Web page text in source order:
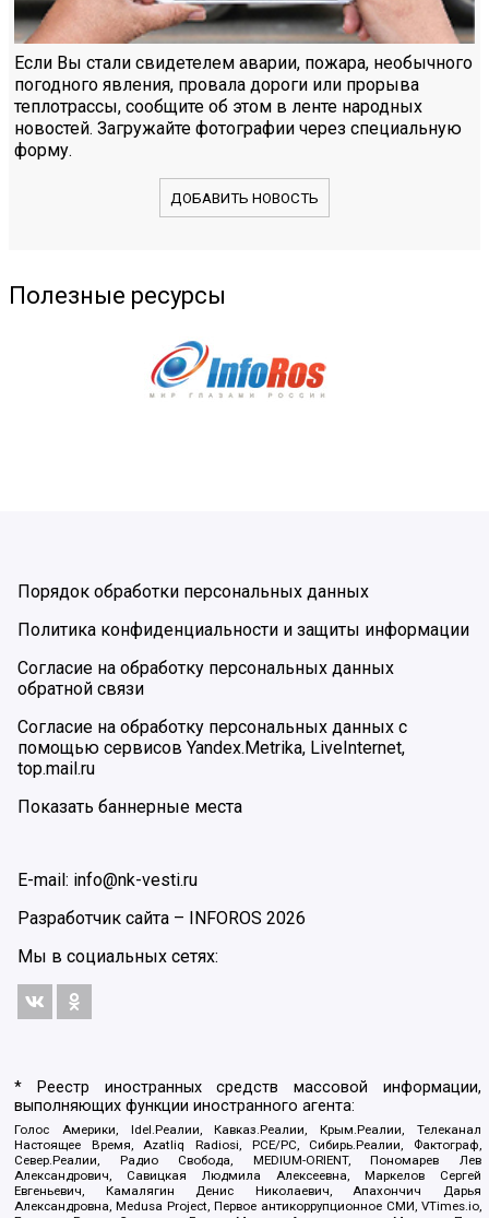
Если Вы стали свидетелем аварии, пожара, необычного
погодного явления, провала дороги или прорыва
теплотрассы, сообщите об этом в ленте народных
новостей. Загружайте фотографии через специальную
форму.
ДОБАВИТЬ НОВОСТЬ
Полезные ресурсы
Порядок обработки персональных данных
Политика конфиденциальности и защиты информации
Согласие на обработку персональных данных
обратной связи
Согласие на обработку персональных данных с
помощью сервисов Yandex.Metrika, LiveInternet,
top.mail.ru
Показать баннерные места
E-mail: info@nk-vesti.ru
Разработчик сайта –
INFOROS 2026
Мы в социальных сетях:
* Реестр иностранных средств массовой информации,
выполняющих функции иностранного агента:
Голос Америки, Idel.Реалии, Кавказ.Реалии, Крым.Реалии, Телеканал
Настоящее Время, Azatliq Radiosi, PCE/PC, Сибирь.Реалии, Фактограф,
Север.Реалии, Радио Свобода, MEDIUM-ORIENT, Пономарев Лев
Александрович, Савицкая Людмила Алексеевна, Маркелов Сергей
Евгеньевич, Камалягин Денис Николаевич, Апахончич Дарья
Александровна, Medusa Project, Первое антикоррупционное СМИ, VTimes.io,